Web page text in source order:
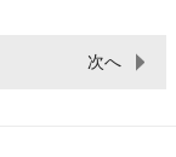
次へ